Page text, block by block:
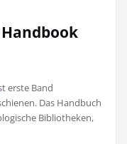
erste Band
Das Handbuch
Bibliotheken,